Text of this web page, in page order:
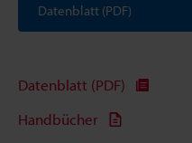
Datenblatt (PDF)
Datenblatt (PDF)
Handbücher